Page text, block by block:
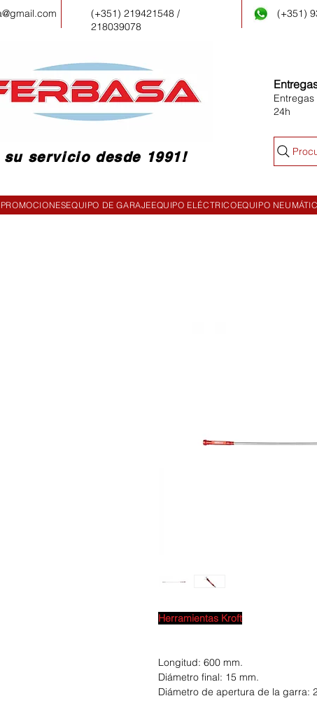
(+351) 219421548 /
218039078
(+351)
su servicio desde 1991!
24h
PROMOCIONESEQUIPO DE GARAJEEQUIPO ELÉCTRICOEQUIPO
Herramientas Kroft
Longitud: 600 mm.
Diámetro final: 15 mm.
Diámetro de apertura de la garra: